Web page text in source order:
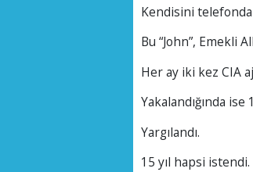
Kendisini
Bu “John”, Emekli
Her ay iki kez CIA
Yakalandığında
Yargılandı.
15 yıl hapsi istendi.